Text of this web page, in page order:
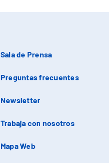
Sala de Prensa
Preguntas frecuentes
Newsletter
Trabaja con nosotros
Mapa Web